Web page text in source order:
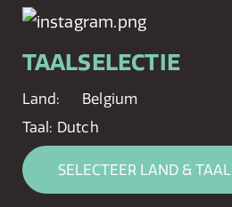
TAALSELECTIE
Land:
Belgium
Taal: Dutch
SELECTEER LAND & TAAL